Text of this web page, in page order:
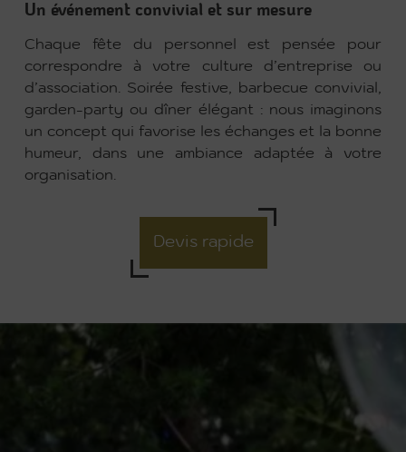
Un événement convivial et sur mesure
Chaque fête du personnel est pensée pour
correspondre à votre culture d’entreprise ou
d’association. Soirée festive, barbecue convivial,
garden-party ou dîner élégant : nous imaginons
un concept qui favorise les échanges et la bonne
humeur, dans une ambiance adaptée à votre
organisation.
Devis rapide